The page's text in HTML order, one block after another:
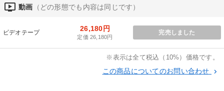
経営音声・動画を探す refresh 更新する
全国経営者セミナー収録物以外の経営教材（全761タイトル）からお探
しいただけます
ondemand_video 動画 （どの形態でも内容は同じです）
ビデオテープ 26,180円
定価 26,180円
完売しました
※表示は全て税込（10%）価格です。
この商品についてのお問い合わせ keyboard_arrow_right